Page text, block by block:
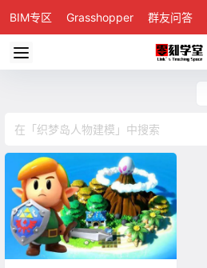
BIM专区 Grasshopper 群友问答